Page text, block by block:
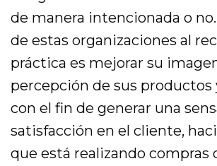
de manera intencionada o
de estas organizaciones al
práctica es mejorar su
percepción de sus productos
con el fin de generar una
satisfacción en el cliente,
que está realizando compras